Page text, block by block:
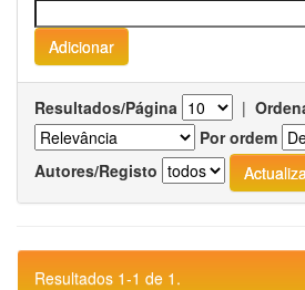
Resultados/Página |
Por ordem
Autores/Registo
Resultados 1-1 de 1.